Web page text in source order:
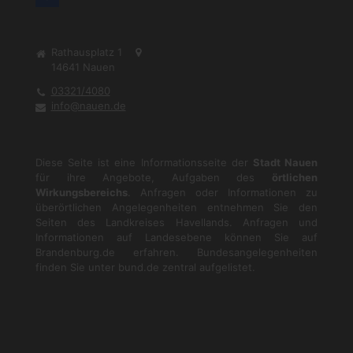
Rathausplatz 1
14641
Nauen
03321/4080
info@nauen.de
Diese Seite ist eine Informationsseite der Stadt Nauen
für ihre Angebote, Aufgaben des örtlichen
Wirkungsbereichs . Anfragen oder Informationen zu
überörtlichen Angelegenheiten entnehmen Sie den
Seiten des Landkreises Havellands. Anfragen und
Informationen auf Landesebene können Sie auf
Brandenburg.de
erfahren. Bundesangelegenheiten
finden Sie unter
bund.de zentral aufgelistet.